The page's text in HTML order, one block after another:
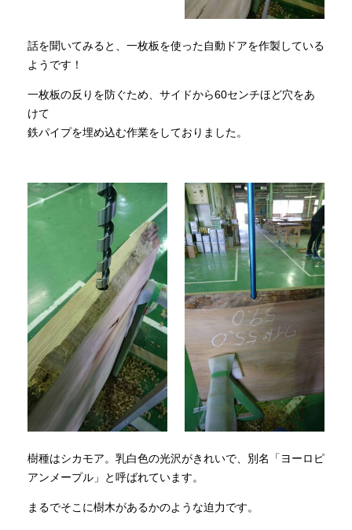
話を聞いてみると、一枚板を使った自動ドアを作製している
ようです！
一枚板の反りを防ぐため、サイドから60センチほど穴をあ
けて
鉄パイプを埋め込む作業をしておりました。
樹種はシカモア。乳白色の光沢がきれいで、別名「ヨーロピ
アンメープル」と呼ばれています。
まるでそこに樹木があるかのような迫力です。